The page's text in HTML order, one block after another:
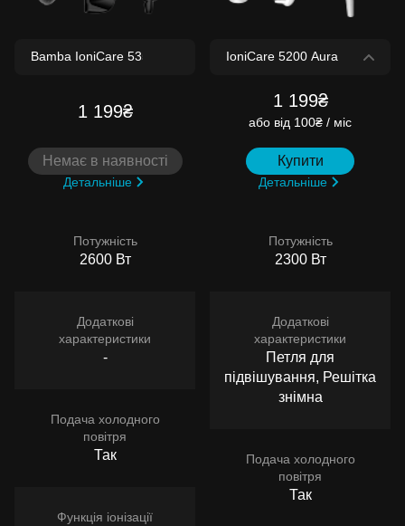
1 199₴
Немає в наявності
Детальніше
Потужність
2600 Вт
Додаткові
характеристики
-
Подача холодного
повітря
Так
Функція іонізації
1 199₴
або від 100₴ / міс
Купити
Детальніше
Потужність
2300 Вт
Додаткові
характеристики
Петля для
підвішування, Решітка
знімна
Подача холодного
повітря
Так